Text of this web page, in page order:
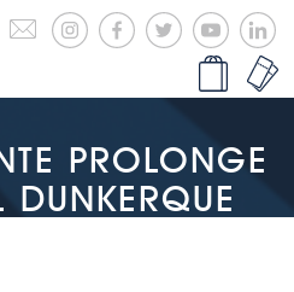
PROLONGE
DUNKERQUE